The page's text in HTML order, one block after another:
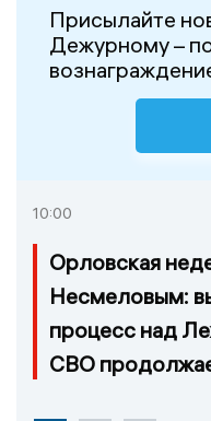
Присылайте
Дежурному –
10:00
Орловская
Несмеловым:
процесс над
СВО